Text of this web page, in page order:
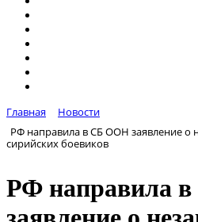
Главная
Новости
РФ направила в СБ ООН заявление о
сирийских боевиков
РФ направила